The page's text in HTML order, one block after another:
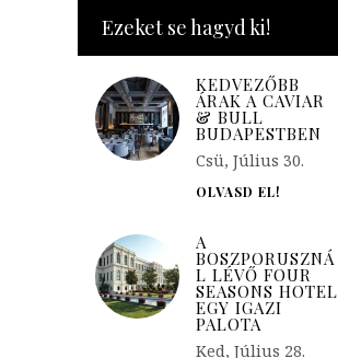
Ezeket se hagyd ki!
KEDVEZŐBB
ÁRAK A CAVIAR
& BULL
BUDAPESTBEN
Csü, Július 30.
OLVASD EL!
A
BOSZPORUSZNÁ
L LÉVŐ FOUR
SEASONS HOTEL
EGY IGAZI
PALOTA
Ked, Július 28.